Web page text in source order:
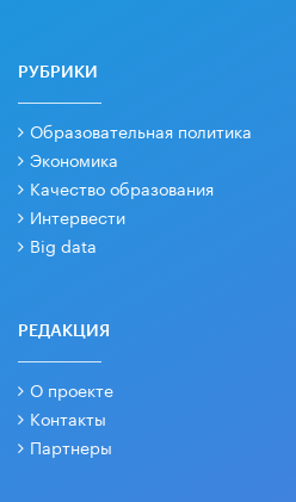
РУБРИКИ
Образовательная политика
Экономика
Качество образования
Интервести
Big data
РЕДАКЦИЯ
О проекте
Контакты
Партнеры